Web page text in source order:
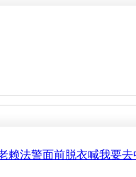
赖法警面前脱衣喊我要去